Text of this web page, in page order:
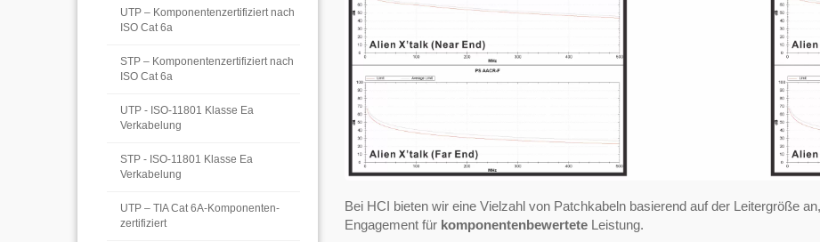
UTP – Komponentenzertifiziert nach
ISO Cat 6a
STP – Komponentenzertifiziert nach
ISO Cat 6a
UTP - ISO-11801 Klasse Ea
Verkabelung
STP - ISO-11801 Klasse Ea
Verkabelung
UTP – TIA Cat 6A-Komponenten-
zertifiziert
Bei HCI bieten wir eine Vielzahl von Patchkabeln basierend auf der Leitergröße
Engagement für komponentenbewertete Leistung.